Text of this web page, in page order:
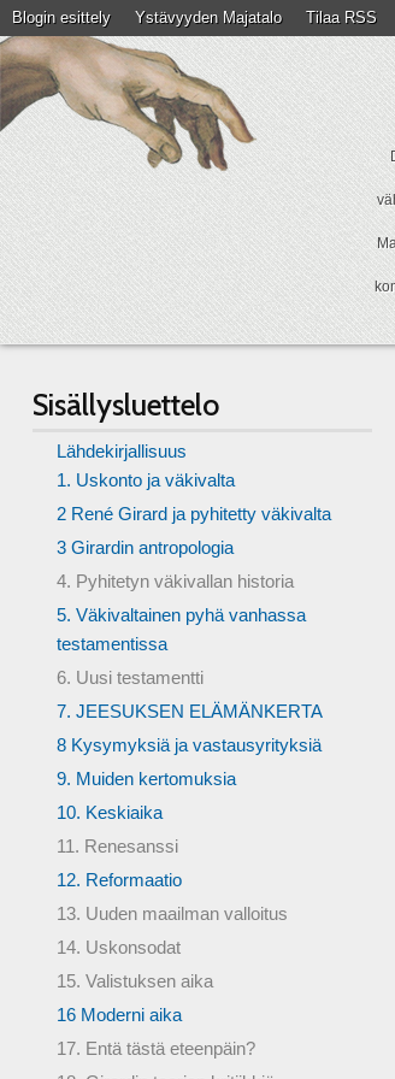
Blogin esittely Ystävyyden Majatalo Tilaa RSS
Sisällysluettelo
Lähdekirjallisuus
1. Uskonto ja väkivalta
2 René Girard ja pyhitetty väkivalta
3 Girardin antropologia
4. Pyhitetyn väkivallan historia
5. Väkivaltainen pyhä vanhassa
testamentissa
6. Uusi testamentti
7. JEESUKSEN ELÄMÄNKERTA
8 Kysymyksiä ja vastausyrityksiä
9. Muiden kertomuksia
10. Keskiaika
11. Renesanssi
12. Reformaatio
13. Uuden maailman valloitus
14. Uskonsodat
15. Valistuksen aika
16 Moderni aika
17. Entä tästä eteenpäin?